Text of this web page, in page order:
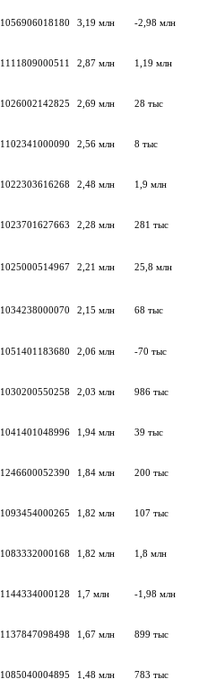
1056906018180 3,19 млн -2,98 млн
1111809000511 2,87 млн 1,19 млн
1026002142825 2,69 млн 28 тыс
1102341000090 2,56 млн 8 тыс
1022303616268 2,48 млн 1,9 млн
1023701627663 2,28 млн 281 тыс
1025000514967 2,21 млн 25,8 млн
1034238000070 2,15 млн 68 тыс
1051401183680 2,06 млн -70 тыс
1030200550258 2,03 млн 986 тыс
1041401048996 1,94 млн 39 тыс
1246600052390 1,84 млн 200 тыс
1093454000265 1,82 млн 107 тыс
1083332000168 1,82 млн 1,8 млн
1144334000128 1,7 млн -1,98 млн
1137847098498 1,67 млн 899 тыс
1085040004895 1,48 млн 783 тыс